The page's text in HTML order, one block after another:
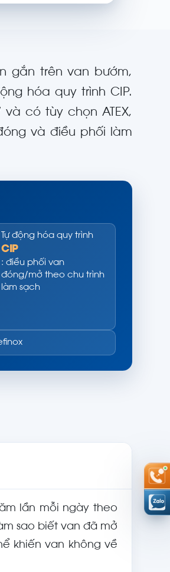
gắn trên van bướm,
hóa quy trình CIP.
có tùy chọn ATEX,
và điều phối làm
Tự động hóa quy trình
CIP
: điều phối van
đóng/mở theo chu trình
làm sạch
lần mỗi ngày theo
sao biết van đã mở
khiến van không về